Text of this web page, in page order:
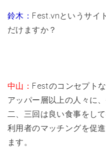
鈴木： Fest.vnというサイ
だけますか？
中山： Festのコンセプト
アッパー層以上の人々に
二、三回は良い食事をし
利用者のマッチングを促
ます。